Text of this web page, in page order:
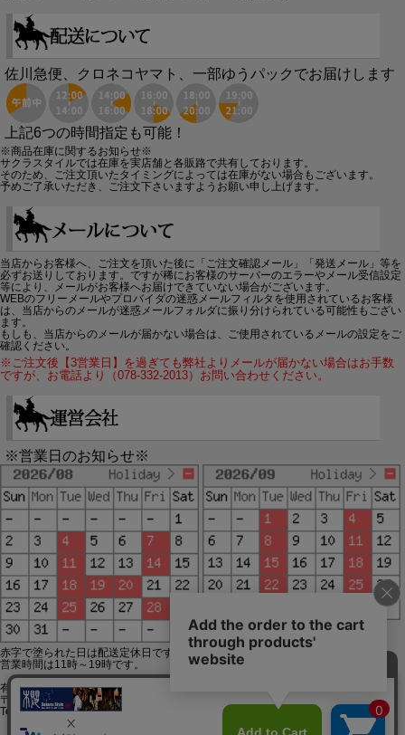
佐川急便、クロネコヤマト、一部ゆうパックでお届けします
上記6つの時間指定も可能！
※商品在庫に関するお知らせ※
サクラスタイルでは在庫を実店舗と各販路で共有しております。
そのため、ご注文頂いたタイミングによっては在庫がない場合もございます。
予めご了承いただき、ご注文下さいますようお願い申し上げます。
当店からお客様へ、ご注文を頂いた後に「ご注文確認メール」「発送メール」等を
必ずお送りしております。ですが稀にお客様のサーバーのエラーやメール受信設定
等により、メールがお客様へお届けできていない場合がございます。
WEBのフリーメールやプロバイダの迷惑メールフィルタを使用されているお客様
は、当店からのメールが迷惑メールフォルダに振り分けられている可能性もござい
ます。
もしも、当店からのメールが届かない場合は、ご使用されているメールの設定をご
確認ください。
※ご注文後【3営業日】を過ぎても弊社よりメールが届かない場合はお手数
ですが、お電話より（078-332-2013）お問い合わせください。
※営業日のお知らせ※
赤字で塗られた日は配送定休日です。
営業時間は11時～19時です。
有限会社ジップジップ SakuraStyle通販事業部
〒650-0021 神戸市中央区三宮町3-9-19イトウビル1,4F
Tel:078-332-2013 FAX:078-333-6644